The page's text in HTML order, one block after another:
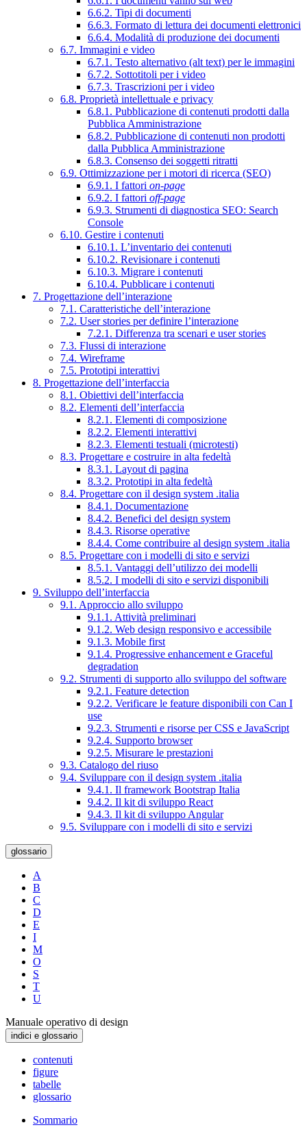
6.6.2. Tipi di documenti
6.6.3. Formato di lettura dei documenti elettronici
6.6.4. Modalità di produzione dei documenti
6.7. Immagini e video
6.7.1. Testo alternativo (alt text) per le immagini
6.7.2. Sottotitoli per i video
6.7.3. Trascrizioni per i video
6.8. Proprietà intellettuale e privacy
6.8.1. Pubblicazione di contenuti prodotti dalla
Pubblica Amministrazione
6.8.2. Pubblicazione di contenuti non prodotti
dalla Pubblica Amministrazione
6.8.3. Consenso dei soggetti ritratti
6.9. Ottimizzazione per i motori di ricerca (SEO)
6.9.1. I fattori on-page
6.9.2. I fattori off-page
6.9.3. Strumenti di diagnostica SEO: Search
Console
6.10. Gestire i contenuti
6.10.1. L’inventario dei contenuti
6.10.2. Revisionare i contenuti
6.10.3. Migrare i contenuti
6.10.4. Pubblicare i contenuti
7. Progettazione dell’interazione
7.1. Caratteristiche dell’interazione
7.2. User stories per definire l’interazione
7.2.1. Differenza tra scenari e user stories
7.3. Flussi di interazione
7.4. Wireframe
7.5. Prototipi interattivi
8. Progettazione dell’interfaccia
8.1. Obiettivi dell’interfaccia
8.2. Elementi dell’interfaccia
8.2.1. Elementi di composizione
8.2.2. Elementi interattivi
8.2.3. Elementi testuali (microtesti)
8.3. Progettare e costruire in alta fedeltà
8.3.1. Layout di pagina
8.3.2. Prototipi in alta fedeltà
8.4. Progettare con il design system .italia
8.4.1. Documentazione
8.4.2. Benefici del design system
8.4.3. Risorse operative
8.4.4. Come contribuire al design system .italia
8.5. Progettare con i modelli di sito e servizi
8.5.1. Vantaggi dell’utilizzo dei modelli
8.5.2. I modelli di sito e servizi disponibili
9. Sviluppo dell’interfaccia
9.1. Approccio allo sviluppo
9.1.1. Attività preliminari
9.1.2. Web design responsivo e accessibile
9.1.3. Mobile first
9.1.4. Progressive enhancement e Graceful
degradation
9.2. Strumenti di supporto allo sviluppo del software
9.2.1. Feature detection
9.2.2. Verificare le feature disponibili con Can I
use
9.2.3. Strumenti e risorse per CSS e JavaScript
9.2.4. Supporto browser
9.2.5. Misurare le prestazioni
9.3. Catalogo del riuso
9.4. Sviluppare con il design system .italia
9.4.1. Il framework Bootstrap Italia
9.4.2. Il kit di sviluppo React
9.4.3. Il kit di sviluppo Angular
9.5. Sviluppare con i modelli di sito e servizi
glossario
A
B
C
D
E
I
M
O
S
T
U
Manuale operativo di design
indici e glossario
contenuti
figure
tabelle
glossario
Sommario